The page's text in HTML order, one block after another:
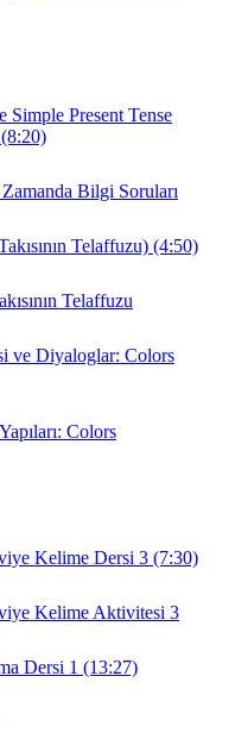
Simple Present Tense
Bilgi Soruları
Telaffuzu) (4:50)
Telaffuzu
ve Diyaloglar: Colors
Colors
Kelime Dersi 3 (7:30)
Kelime Aktivitesi 3
Dersi 1 (13:27)